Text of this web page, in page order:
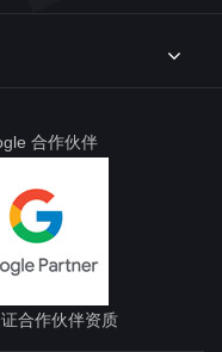
合作伙伴
合作伙伴资质